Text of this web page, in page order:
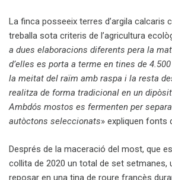
La finca posseeix terres d’argila calcaris
treballa sota criteris de l’agricultura
a dues elaboracions diferents pera la
d’elles es porta a terme en tines de
la meitat del raïm amb raspa i la resta
realitza de forma tradicional en un dipòsit
Ambdós mostos es fermenten per
autòctons seleccionats» expliquen fonts
Després de la maceració del most, que
collita de 2020 un total de set setmanes,
reposar en una tina de roure francès